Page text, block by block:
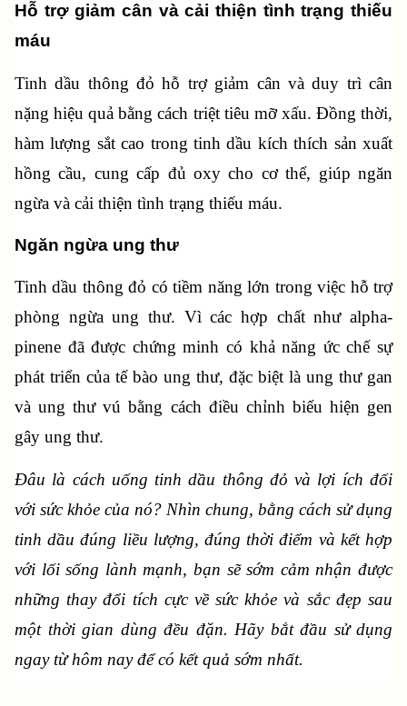
Hỗ trợ giảm cân và cải thiện tình trạng thiếu
máu
Tinh dầu thông đỏ hỗ trợ giảm cân và duy trì cân
nặng hiệu quả bằng cách triệt tiêu mỡ xấu. Đồng thời,
hàm lượng sắt cao trong tinh dầu kích thích sản xuất
hồng cầu, cung cấp đủ oxy cho cơ thể, giúp ngăn
ngừa và cải thiện tình trạng thiếu máu.
Ngăn ngừa ung thư
Tinh dầu thông đỏ có tiềm năng lớn trong việc hỗ trợ
phòng ngừa ung thư. Vì các hợp chất như alpha-
pinene đã được chứng minh có khả năng ức chế sự
phát triển của tế bào ung thư, đặc biệt là ung thư gan
và ung thư vú bằng cách điều chỉnh biểu hiện gen
gây ung thư.
Đâu là cách uống tinh dầu thông đỏ và lợi ích đối
với sức khỏe của nó? Nhìn chung, bằng cách sử dụng
tinh dầu đúng liều lượng, đúng thời điểm và kết hợp
với lối sống lành mạnh, bạn sẽ sớm cảm nhận được
những thay đổi tích cực về sức khỏe và sắc đẹp sau
một thời gian dùng đều đặn. Hãy bắt đầu sử dụng
ngay từ hôm nay để có kết quả sớm nhất.